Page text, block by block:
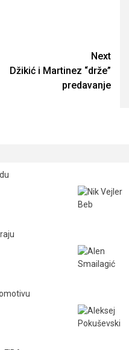
Next
Džikić i Martinez “drže”
predavanje